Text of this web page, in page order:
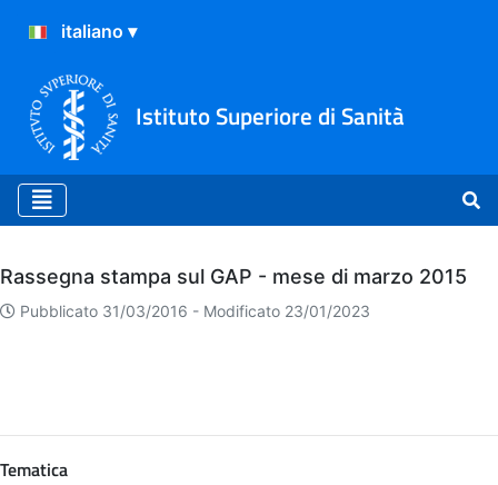
Istituto Superiore di Sanità
Archivio
Rassegna stampa sul GAP - mese di marzo 2015
Pubblicato 31/03/2016 - Modificato 23/01/2023
Tematica